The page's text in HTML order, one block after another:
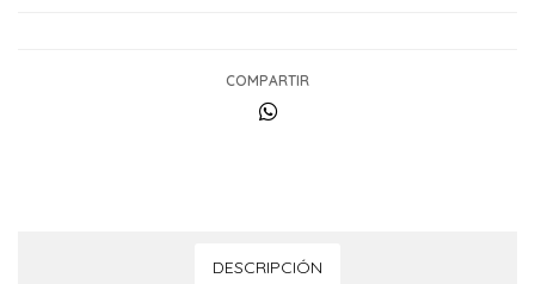
COMPARTIR
DESCRIPCIÓN